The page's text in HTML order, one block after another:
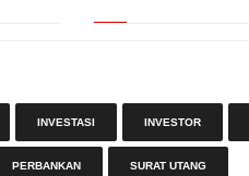
INVESTASI INVESTOR
PERBANKAN SURAT UTANG